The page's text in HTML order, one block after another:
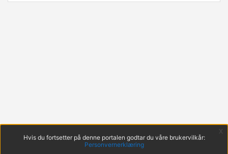
Hvis du fortsetter på denne portalen godtar du våre brukervilkår:
Personvernerklæring
x